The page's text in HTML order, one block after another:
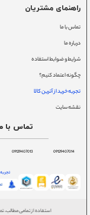
راهنمای مشتریان
تماس با ما
درباره ما
شرایط و ضوابط استفاده
چگونه اعتماد کنیم؟
تجربه خرید از آترین کالا
نقشه سایت
تماس با
09129407014
09129407013
استفاده از تمامی مطالب،